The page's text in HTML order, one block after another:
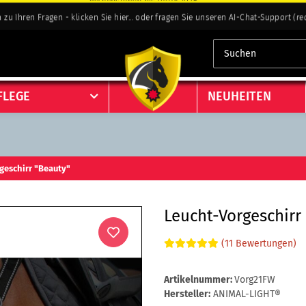
zu Ihren Fragen - klicken Sie hier... oder fragen Sie unseren AI-Chat-Support
zu Ihren Fragen - klicken Sie hier... oder fragen Sie unseren AI-Chat-Support
NEUHEITEN
"Beauty"
Leucht-
(11 Bewertungen)
Artikelnummer:Vorg21FW
Hersteller: ANIMAL-LIGHT®